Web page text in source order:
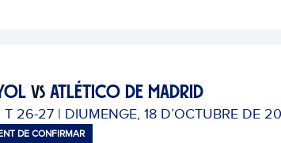
VS ATLÉTICO DE MADRID
T 26-27 | DIUMENGE, 18 D’OCTUBRE DE
DE CONFIRMAR